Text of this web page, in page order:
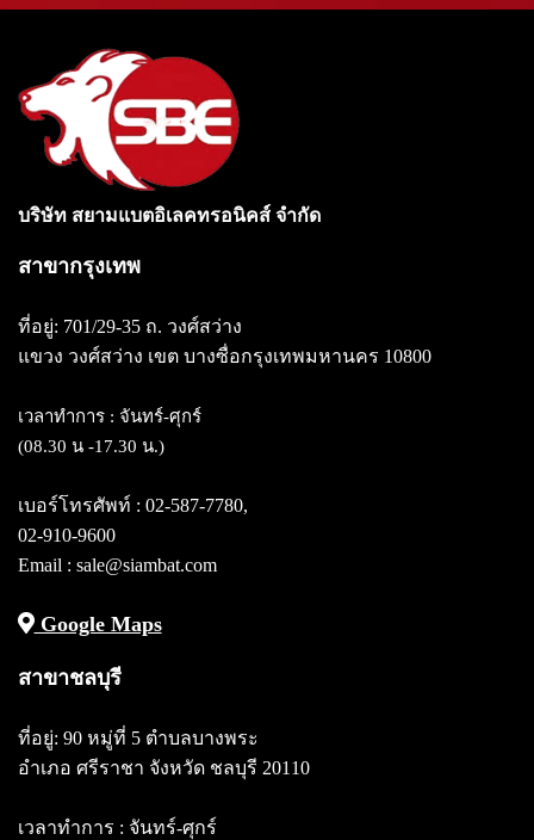
บริษัท สยามแบตอิเลคทรอนิคส์ จำกัด
สาขากรุงเทพ
ที่อยู่: 701/29-35 ถ. วงศ์สว่าง
แขวง วงศ์สว่าง เขต บางซื่อกรุงเทพมหานคร 10800
เวลาทำการ : จันทร์-ศุกร์
(08.30 น -17.30 น.)
เบอร์โทรศัพท์ : 02-587-7780,
02-910-9600
Email : sale@siambat.com
Google Maps
สาขาชลบุรี
ที่อยู่: 90 หมู่ที่ 5 ตำบลบางพระ
อำเภอ ศรีราชา จังหวัด ชลบุรี 20110
เวลาทำการ : จันทร์-ศุกร์